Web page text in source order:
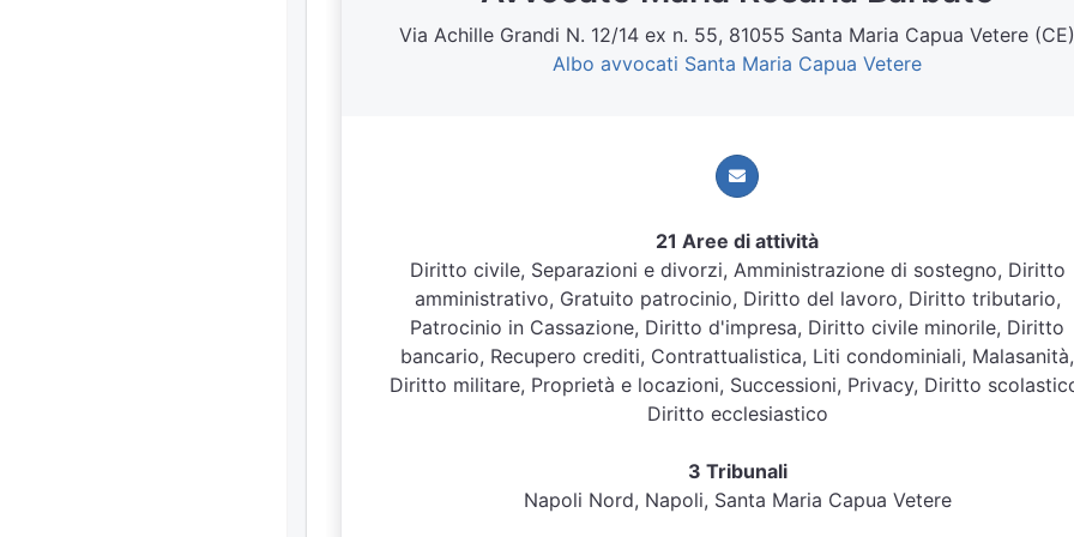
Via Achille Grandi N. 12/14 ex n. 55, 81055 Santa Maria Capua Vetere (CE)
Albo avvocati Santa Maria Capua Vetere
21 Aree di attività
Diritto civile, Separazioni e divorzi, Amministrazione di sostegno, Diritto
amministrativo, Gratuito patrocinio, Diritto del lavoro, Diritto tributario,
Patrocinio in Cassazione, Diritto d'impresa, Diritto civile minorile, Diritto
bancario, Recupero crediti, Contrattualistica, Liti condominiali, Malasanità,
Diritto militare, Proprietà e locazioni, Successioni, Privacy, Diritto
Diritto ecclesiastico
3 Tribunali
Napoli Nord, Napoli, Santa Maria Capua Vetere